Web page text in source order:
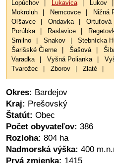
Lopúchov
Lukavica Lukov
Mokroluh
Nemcovce
Nižná
Oľšavce
Ondavka
Ortuťová
Porúbka
Raslavice
Smilno
Snakov
Stebnícka
Šarišské Čierne
Šašová
Varadka
Vyšná Polianka
Tvarožec
Zborov Zlaté
Okres: Bardejov
Kraj: Prešovský
Štatút: Obec
Počet obyvateľov: 386
Rozloha: 804 ha
Nadmorská výška: 400
Prvá zmienka: 1415